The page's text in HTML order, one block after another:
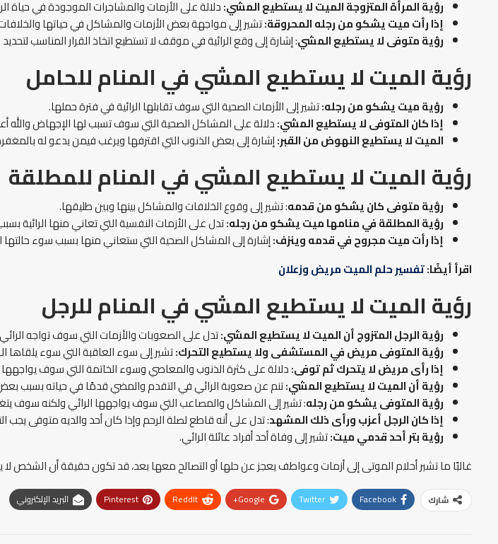
رؤية المرأة المتزوجة الميت لا يستطيع المشي:دلالة على الأزمات والمشاجرات الموجودة في حياة
إذا رأت ميت يشكو من رجله المحروقة:تشير إلى مواجهة بعض الأزمات والمشاكل في حياتها والخلافات
رؤية متوفى لا يستطيع المشي: إشارة إلى وقع الرائية في موقف لا تستطيع اتخاذ القرار المناسب
رؤية الميت لا يستطيع المشي في المنامللحامل
رؤية ميت يشكو من رجله:تشير إلى الأزمات الصحية التي سوف تقابلها الرائية في فترة حملها.
إذا كان المتوفى لا يستطيع المشي:دلالة على المشاكل الصحية التي سوف تسبب لها الإجهاض والله
الميت لا يستطيع النهوض من القبر:إشارة إلى بعض الذنوب التي اقترفها ويرغب فيمن يدعو له
رؤية الميت لا يستطيع المشي في المنامللمطلقة
رؤية متوفى كان يشكو من قدمه: تشير إلى وقوع الخلافات والمشاكل بينها وبين طليقها.
رؤية المطلقة في منامها ميت يشكو من رجله:تدل على الأزمات النفسية التي تعاني منها الرائية
إذا رأت ميت مجروح في قدمه وينزف:إشارة إلى المشاكل الصحية التي ستعاني منها بسبب سوء حالتها
اقرأ أيضًا:تفسير حلم الميت مريض وزعلان
رؤية الميت لا يستطيع المشي في المنامللرجل
رؤية الرجل المتزوج أن الميت لا يستطيع المشي:تدل على الصعوبات والأزمات التي سوف تواجه
رؤية المتوفى مريض في المستشفى ولا يستطيع التحرك:تشير إلى سوء العاقبة التي سوء يلقاها
إذا رأى مريض لا يتحرك ثم توفى:دلالة على كثرة الذنوب والمعاصي وسوء الخاتمة التي سوف يواجهها
رؤية أن الميت لا يستطيع المشي:تنم عن صعوبة الرائي في التقدم والمضي قدمًا في حياته بسبب
رؤية المتوفى يشكو من رجله: تشير إلى المشاكل والمصاعب التي سوف يواجهها الرائي ولكنه سوف
إذا كان الرجل أعزب ورأى ذلك المشهد: تدل على أنه قاطع لصلة الرحم وإذا كان أحد والديه متوفى يجب
رؤية بتر أحد قدمي ميت:تشير إلى وفاة أحد أفراد عائلة الرائي.
غالبًا ما تشير أحلام الموتى إلى أزمات وعواطف يعجز عن حلها أو التصالح معها بعد، قد تكون حقيقة أن الشخص
شارك Facebook
Twitter
Google+
ReddIt
Pinterest البريد الإلكتروني